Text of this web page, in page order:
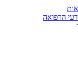
הרפואה